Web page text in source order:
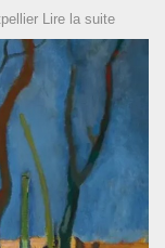
Lire la suite